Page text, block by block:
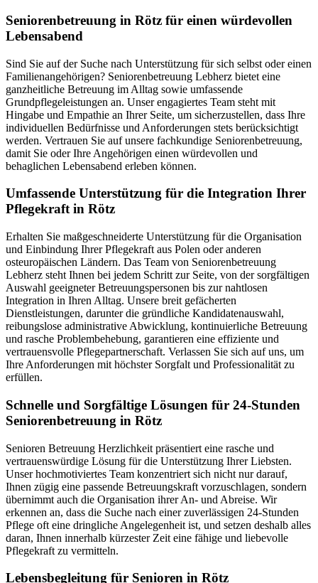
Senioren­betreuung in Rötz für einen würdevollen
Lebensabend
Sind Sie auf der Suche nach Unterstützung für sich selbst oder einen
Familienangehörigen? Seniorenbetreuung Lebherz bietet eine
ganzheitliche Betreuung im Alltag sowie umfassende
Grundpflegeleistungen an. Unser engagiertes Team steht mit
Hingabe und Empathie an Ihrer Seite, um sicherzustellen, dass Ihre
individuellen Bedürfnisse und Anforderungen stets berücksichtigt
werden. Vertrauen Sie auf unsere fachkundige Seniorenbetreuung,
damit Sie oder Ihre Angehörigen einen würdevollen und
behaglichen Lebensabend erleben können.
Umfassende Unterstützung für die Integration Ihrer
Pflegekraft in Rötz
Erhalten Sie maßgeschneiderte Unterstützung für die Organisation
und Einbindung Ihrer Pflegekraft aus Polen oder anderen
osteuropäischen Ländern. Das Team von Seniorenbetreuung
Lebherz steht Ihnen bei jedem Schritt zur Seite, von der sorgfältigen
Auswahl geeigneter Betreuungspersonen bis zur nahtlosen
Integration in Ihren Alltag. Unsere breit gefächerten
Dienstleistungen, darunter die gründliche Kandidatenauswahl,
reibungslose administrative Abwicklung, kontinuierliche Betreuung
und rasche Problembehebung, garantieren eine effiziente und
vertrauensvolle Pflegepartnerschaft. Verlassen Sie sich auf uns, um
Ihre Anforderungen mit höchster Sorgfalt und Professionalität zu
erfüllen.
Schnelle und Sorgfältige Lösungen für 24-Stunden
Seniorenbetreuung in Rötz
Senioren Betreuung Herzlichkeit präsentiert eine rasche und
vertrauenswürdige Lösung für die Unterstützung Ihrer Liebsten.
Unser hochmotiviertes Team konzentriert sich nicht nur darauf,
Ihnen zügig eine passende Betreuungskraft vorzuschlagen, sondern
übernimmt auch die Organisation ihrer An- und Abreise. Wir
erkennen an, dass die Suche nach einer zuverlässigen 24-Stunden
Pflege oft eine dringliche Angelegenheit ist, und setzen deshalb alles
daran, Ihnen innerhalb kürzester Zeit eine fähige und liebevolle
Pflegekraft zu vermitteln.
Lebensbegleitung für Senioren in Rötz